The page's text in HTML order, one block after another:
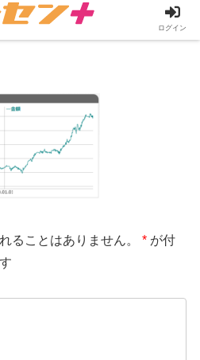
ることはありません。 * が付
ログイン